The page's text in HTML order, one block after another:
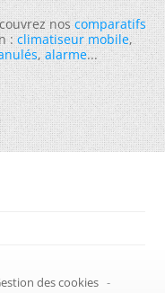
noscomparatifs
:climatiseur mobile,
,alarme...
des cookies -